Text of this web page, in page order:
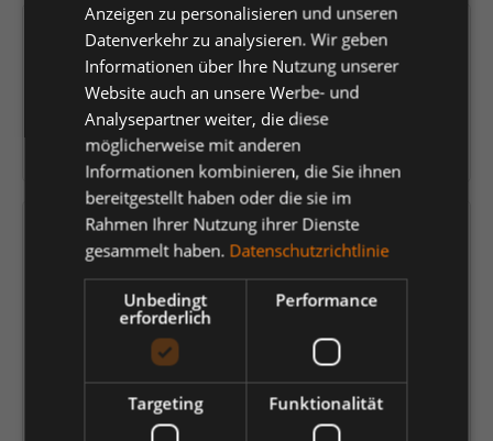
Hersteller:
Louis Steitz Secura
GmbH + Co. KG
Artikelnummer:
147693
4044348387306
Herstellernummer: Z25600UW42P
Versandfertig in 11 Tagen, Lieferzeit 1-3 Tage
21,77 €*
Anzahl verringern Anzahl erhöhen
In den Warenkorb
Anzeigen zu personalisieren und unseren
Datenverkehr zu analysieren. Wir geben
Informationen über Ihre Nutzung unserer
Website auch an unsere Werbe- und
Analysepartner weiter, die diese
möglicherweise mit anderen
Informationen kombinieren, die Sie ihnen
bereitgestellt haben oder die sie im
Rahmen Ihrer Nutzung ihrer Dienste
gesammelt haben. Datenschutzrichtlinie
Unbedingt
erforderlich
Performance
Targeting Funktionalität